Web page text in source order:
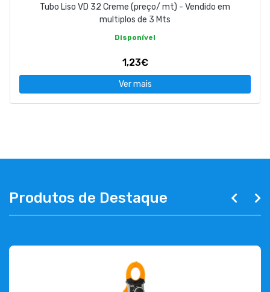
Tubo Liso VD 32 Creme (preço/ mt) - Vendido em
multiplos de 3 Mts
Disponível
1,23€
Ver mais
Produtos de Destaque